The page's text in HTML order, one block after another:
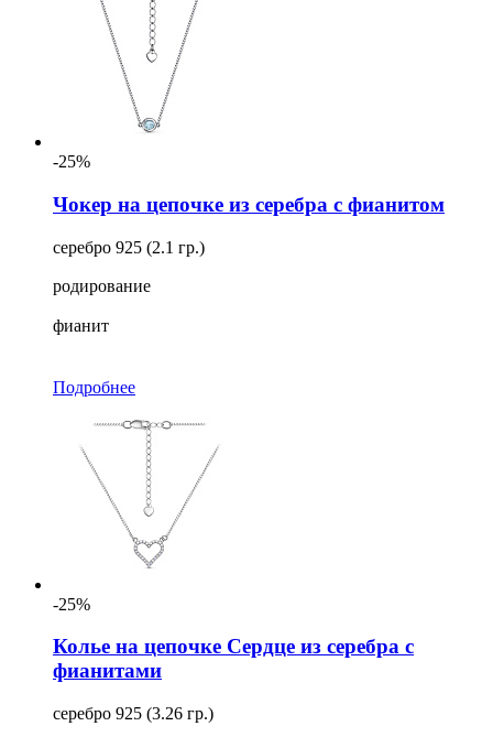
-25%
Чокер на цепочке из серебра с фианитом
серебро 925 (2.1 гр.)
родирование
фианит
Подробнее
-25%
Колье на цепочке Сердце из серебра с
фианитами
серебро 925 (3.26 гр.)